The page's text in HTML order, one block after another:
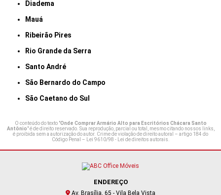
Diadema
Mauá
Ribeirão Pires
Rio Grande da Serra
Santo André
São Bernardo do Campo
São Caetano do Sul
O conteúdo do texto "Onde Comprar Armário Alto para Escritórios Chácara Santo
Antônio" é de direito reservado. Sua reprodução, parcial ou total, mesmo citando nossos links,
é proibida sem a autorização do autor. Crime de violação de direito autoral – artigo 184 do
Código Penal – Lei 9610/98 - Lei de direitos autorais.
ENDEREÇO
Av. Brasília, 65 - Vila Bela Vista